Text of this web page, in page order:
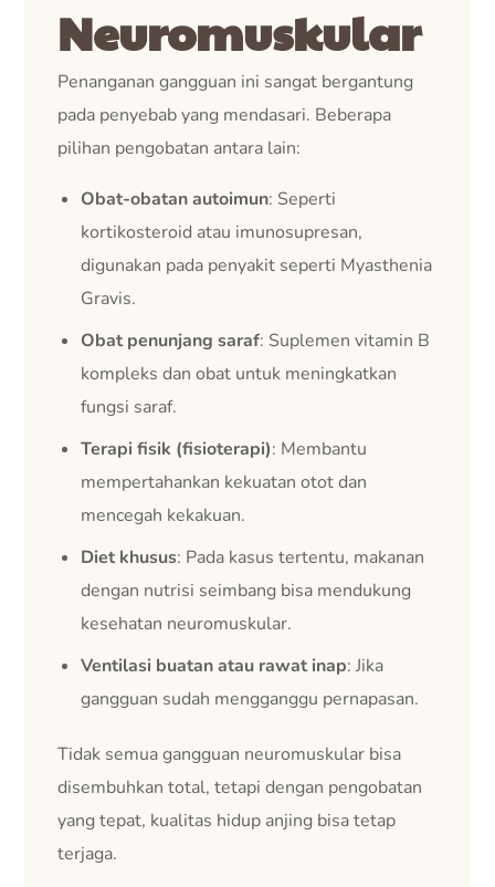
Neuromuskular
Penanganan gangguan ini sangat bergantung
pada penyebab yang mendasari. Beberapa
pilihan pengobatan antara lain:
Obat-obatan autoimun: Seperti
kortikosteroid atau imunosupresan,
digunakan pada penyakit seperti Myasthenia
Gravis.
Obat penunjang saraf: Suplemen vitamin B
kompleks dan obat untuk meningkatkan
fungsi saraf.
Terapi fisik (fisioterapi): Membantu
mempertahankan kekuatan otot dan
mencegah kekakuan.
Diet khusus: Pada kasus tertentu, makanan
dengan nutrisi seimbang bisa mendukung
kesehatan neuromuskular.
Ventilasi buatan atau rawat inap: Jika
gangguan sudah mengganggu pernapasan.
Tidak semua gangguan neuromuskular bisa
disembuhkan total, tetapi dengan pengobatan
yang tepat, kualitas hidup anjing bisa tetap
terjaga.